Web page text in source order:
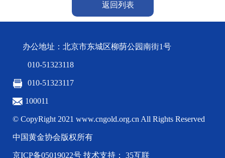
返回列表
办公地址：北京市东城区柳荫公园南街1号
010-51323118
010-51323117
100011
© CopyRight 2021 www.cngold.org.cn All Rights Reserved
中国黄金协会版权所有
京ICP备05019022号技术支持： 35互联